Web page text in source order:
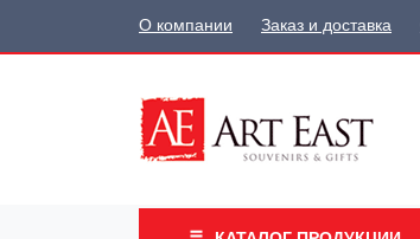
О компании Заказ и доставка